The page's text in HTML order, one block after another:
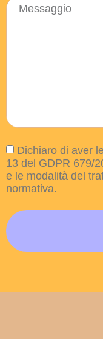
Dichiaro di aver
13 del GDPR 679/
e le modalità del
normativa.